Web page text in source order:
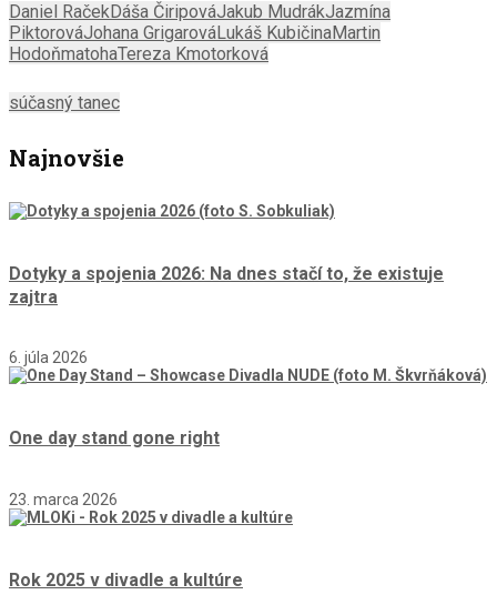
Daniel RačekDáša ČiripováJakub MudrákJazmína
PiktorováJohana GrigarováLukáš KubičinaMartin
HodoňmatohaTereza Kmotorková
súčasný tanec
Najnovšie
Dotyky a spojenia 2026: Na dnes stačí to, že existuje
zajtra
6. júla 2026
One day stand gone right
23. marca 2026
Rok 2025 v divadle a kultúre